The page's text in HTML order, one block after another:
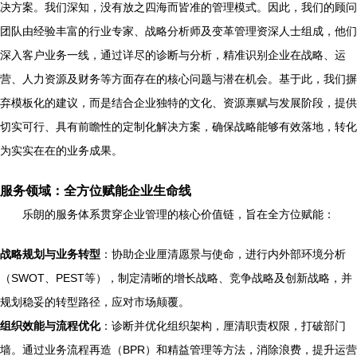
决方案。我们深知，没有放之四海而皆准的管理模式。因此，我们的顾问
团队由经验丰富的行业专家、战略分析师及变革管理资深人士组成，他们
深入客户业务一线，通过详尽的诊断与分析，精准识别企业在战略、运
营、人力资源及财务等方面存在的核心问题与潜在机会。基于此，我们摒
弃模板化的建议，而是结合企业独特的文化、资源禀赋与发展阶段，提供
切实可行、具有前瞻性的定制化解决方案，确保战略能够有效落地，转化
为实实在在的业务成果。
服务领域：全方位赋能企业生命线
乐朗的服务体系贯穿企业管理的核心价值链，旨在全方位赋能：
战略规划与业务转型 ：协助企业厘清愿景与使命，进行内外部环境分析
（SWOT、PEST等），制定清晰的增长战略、竞争战略及创新战略，并
规划稳妥的转型路径，应对市场颠覆。
组织效能与流程优化：诊断并优化组织架构，厘清职责权限，打破部门
墙。通过业务流程再造（BPR）和精益管理等方法，消除浪费，提升运营